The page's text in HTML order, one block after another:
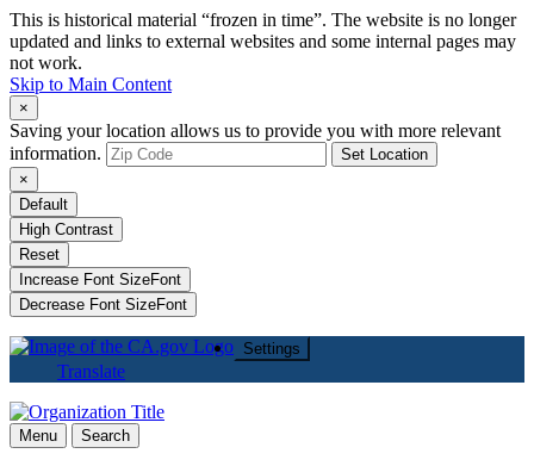
This is historical material “frozen in time”. The website is no longer
updated and links to external websites and some internal pages may
not work.
Skip to Main Content
×
Saving your location allows us to provide you with more relevant
information.
Set Location
×
Default
High Contrast
Reset
Increase Font SizeFont
Decrease Font SizeFont
Settings
Translate
Menu Search